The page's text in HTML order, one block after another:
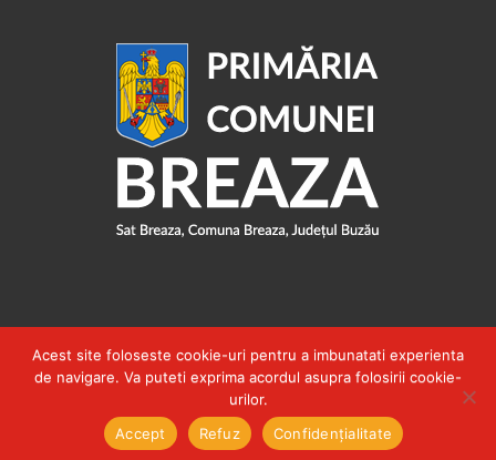
Acest site foloseste cookie-uri pentru a imbunatati experienta
de navigare. Va puteti exprima acordul asupra folosirii cookie-
urilor.
Accept
Refuz Confidențialitate
2026 © PRIMĂRIA COMUNEI BREAZA
CONFIDENȚIALITATE WEB |DESPRE COOKIE-URI